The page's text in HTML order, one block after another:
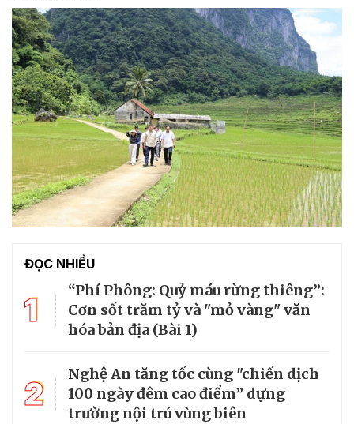
ĐỌC NHIỀU
1
“Phí Phông: Quỷ máu rừng thiêng”:
Cơn sốt trăm tỷ và "mỏ vàng" văn
hóa bản địa (Bài 1)
2
Nghệ An tăng tốc cùng "chiến dịch
100 ngày đêm cao điểm” dựng
trường nội trú vùng biên